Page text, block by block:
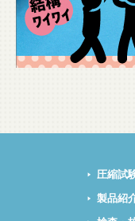
圧縮試
製品紹